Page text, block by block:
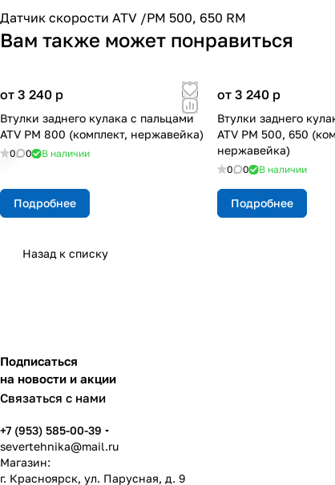
Датчик скорости ATV /РМ 500, 650 RM
Вам также может понравиться
от 3 240 p
Втулки заднего кулака с пальцами
ATV РМ 800 (комплект, нержавейка)
0 0 В наличии
Подробнее
от 3 240 p
Втулки заднего
ATV РМ 500, 650
нержавейка)
0 0 В наличии
Подробнее
Назад к списку
Подписаться
на новости и акции
Связаться с нами
+7 (953) 585-00-39
severtehnika@mail.ru
Магазин:
г. Красноярск, ул. Парусная, д. 9